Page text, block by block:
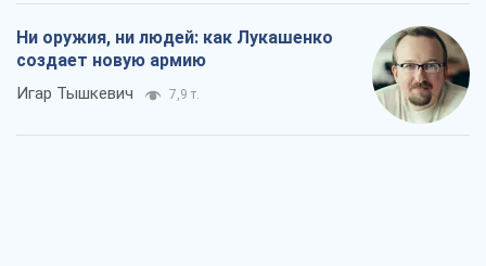
Ни оружия, ни людей: как Лукашенко
создает новую армию
Игар Тышкевич 7,9 т.